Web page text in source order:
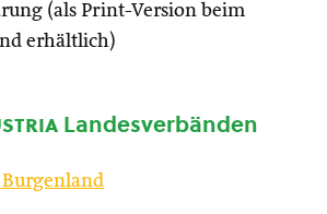
(als Print-Version beim
erhältlich)
Landesverbänden
Burgenland